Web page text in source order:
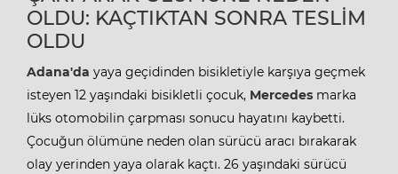
OLDU: KAÇTIKTAN SONRA TESLİM
OLDU
Adana'da yaya geçidinden bisikletiyle karşıya geçmek
isteyen 12 yaşındaki bisikletli çocuk, Mercedes marka
lüks otomobilin çarpması sonucu hayatını kaybetti.
Çocuğun ölümüne neden olan sürücü aracı bırakarak
olay yerinden yaya olarak kaçtı. 26 yaşındaki sürücü